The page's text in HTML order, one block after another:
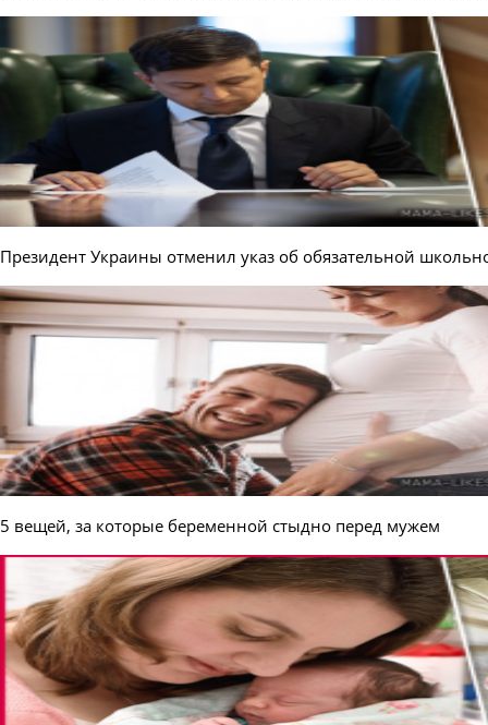
Президент Украины отменил указ об обязательной
5 вещей, за которые беременной стыдно перед мужем